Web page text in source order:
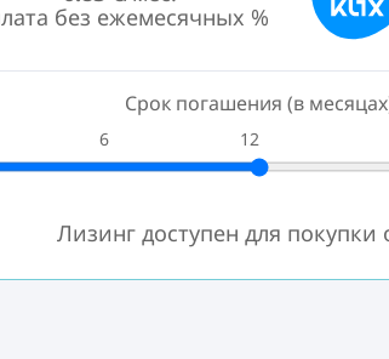
без ежемесячных %
Срок погашения (в
6 12
Лизинг доступен для покупки